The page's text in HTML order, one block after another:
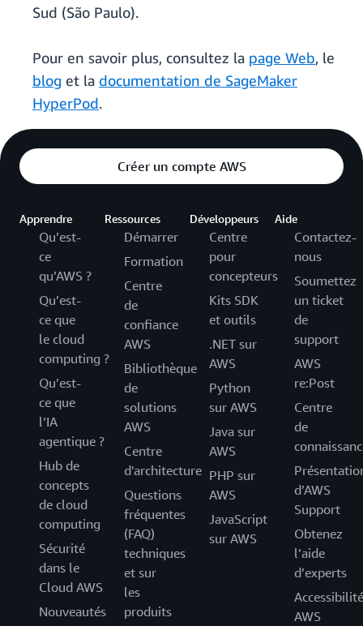
Sud (São Paulo).
Pour en savoir plus, consultez la page Web, le
blog et la documentation de SageMaker
HyperPod.
Créer un compte AWS
Apprendre
Qu’est-
ce
qu’AWS ?
Qu’est-
ce que
le cloud
computing ?
Qu’est-
ce que
l’IA
agentique ?
Hub de
concepts
de cloud
computing
Sécurité
dans le
Cloud AWS
Nouveautés
Ressources
Démarrer
Formation
Centre
de
confiance
AWS
Bibliothèque
de
solutions
AWS
Centre
d'architecture
Questions
fréquentes
(FAQ)
techniques
et sur
les
produits
Développeurs
Centre
pour
concepteurs
Kits SDK
et outils
.NET sur
AWS
Python
sur AWS
Java sur
AWS
PHP sur
AWS
JavaScript
sur AWS
Aide
Contactez-
nous
Soumettez
un ticket
de
support
AWS
re:Post
Centre
de
d’AWS
Support
Obtenez
l’aide
d’experts
Accessibilité
AWS